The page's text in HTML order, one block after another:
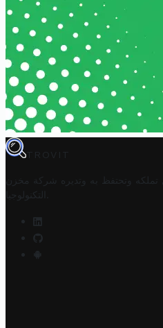
TROVIT
وتحتفظ به وتديره
شركة مخزن
التكنولوجيا